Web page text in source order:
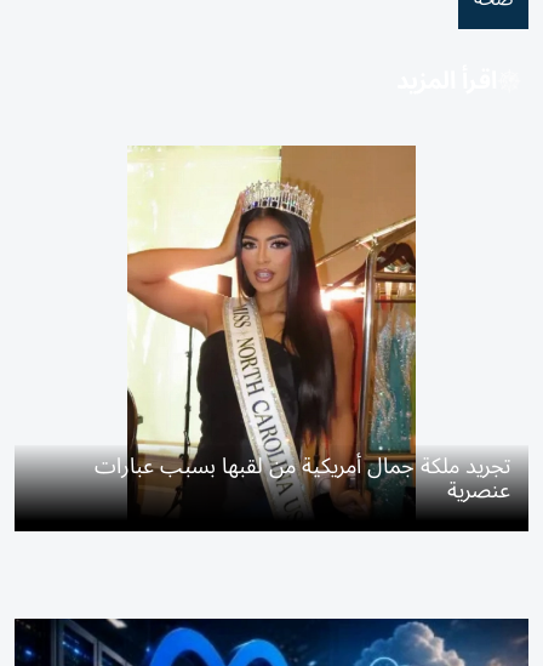
تجريد ملكة جمال أمريكية من لقبها بسبب عبارات
عنصرية